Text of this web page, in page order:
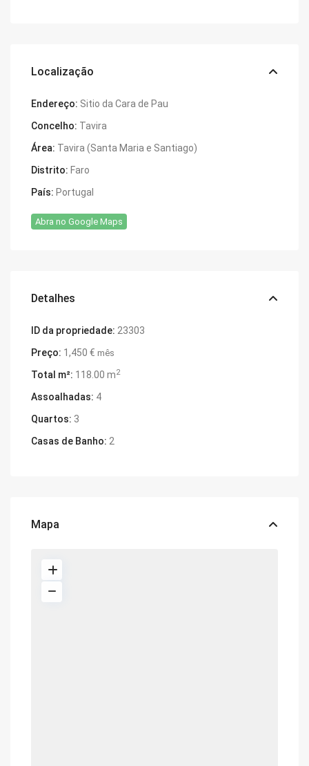
Localização
Endereço: Sitio da Cara de Pau
Concelho: Tavira
Área: Tavira (Santa Maria e Santiago)
Distrito: Faro
País: Portugal
Abra no Google Maps
Detalhes
ID da propriedade: 23303
Preço: 1,450 €mês
Total m²: 118.00 m2
Assoalhadas: 4
Quartos: 3
Casas de Banho: 2
Mapa